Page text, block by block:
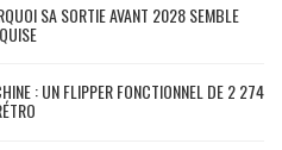
SA SORTIE AVANT 2028 SEMBLE
: UN FLIPPER FONCTIONNEL DE 2 274